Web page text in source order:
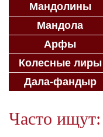
Мандолины
Мандола
Арфы
Колесные лиры
Дала-фандыр
Часто ищут: